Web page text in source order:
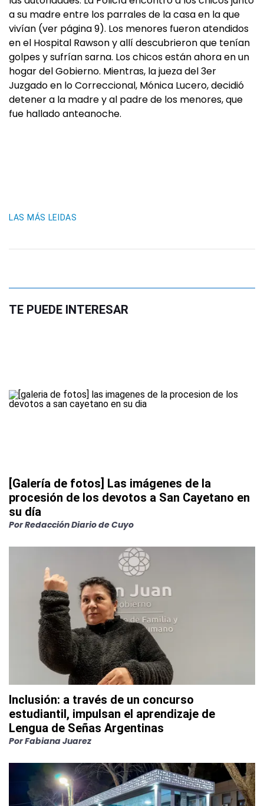
a su madre entre los parrales de la casa en la que
vivían (ver página 9). Los menores fueron atendidos
en el Hospital Rawson y allí descubrieron que tenían
golpes y sufrían sarna. Los chicos están ahora en un
hogar del Gobierno. Mientras, la jueza del 3er
Juzgado en lo Correccional, Mónica Lucero, decidió
detener a la madre y al padre de los menores, que
fue hallado anteanoche.
LAS MÁS LEIDAS
TE PUEDE INTERESAR
[Galería de fotos] Las imágenes de la
procesión de los devotos a San Cayetano en
su día
PorRedacción Diario de Cuyo
Inclusión: a través de un concurso
estudiantil, impulsan el aprendizaje de
Lengua de Señas Argentinas
PorFabiana Juarez